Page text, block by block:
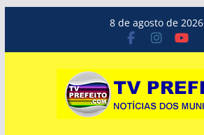
o
8 de agosto de 2026